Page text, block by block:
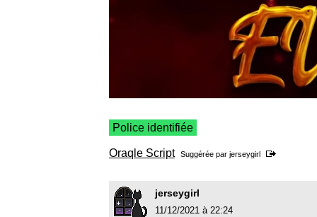
Police identifiée
Oraqle Script Suggérée par jerseygirl
jerseygirl
11/12/2021 à 22:24